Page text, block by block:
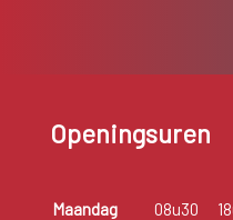
Openingsuren
Maandag 08u30